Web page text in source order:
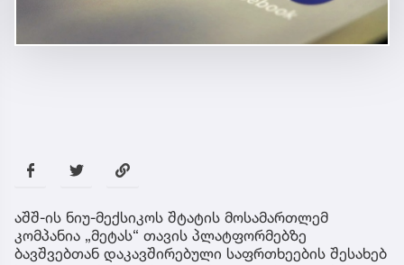
აშშ-ის ნიუ-მექსიკოს შტატის მოსამართლემ
კომპანია „მეტას“ თავის პლატფორმებზე
ბავშვებთან დაკავშირებული საფრთხეების შესახებ